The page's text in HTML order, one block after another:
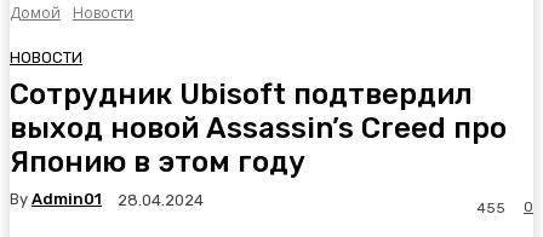
Домой Новости
НОВОСТИ
Сотрудник Ubisoft подтвердил
выход новой Assassin’s Creed про
Японию в этом году
By Admin01 28.04.2024 0
455